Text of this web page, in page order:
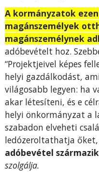
A kormányzatok
magánszemélyek
magánszemélynek
adóbevételt hoz.
“Projektjeivel képes
helyi gazdálkodást,
világosabb legyen: ha
akar létesíteni, és e
helyi önkormányzat a
szabadon elveheti
ledózeroltathatja őket,
adóbevétel származik
szolgálja.